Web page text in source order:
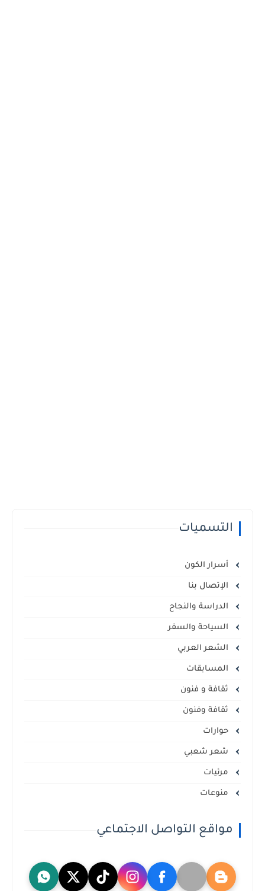
التسميات
أسرار الكون
الإتصال بنا
الدراسة والنجاح
السياحة والسفر
الشعر العربي
المسابقات
ثقافة و فنون
ثقافة وفنون
حوارات
شعر شعبي
مرئيات
منوعات
مواقع التواصل الاجتماعي